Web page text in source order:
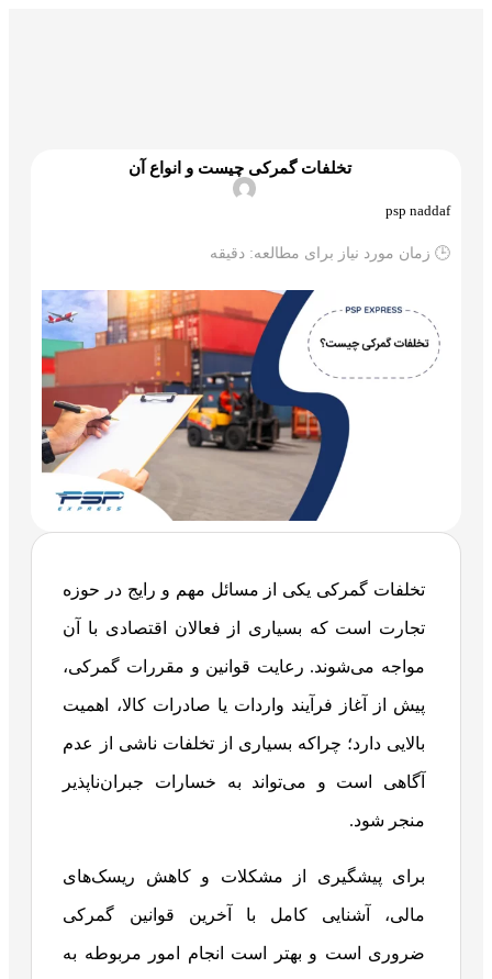
تخلفات گمرکی چیست و انواع آن
psp naddaf
🕒 زمان مورد نیاز برای مطالعه: دقیقه
تخلفات گمرکی یکی از مسائل مهم و رایج در حوزه
تجارت است که بسیاری از فعالان اقتصادی با آن
مواجه می‌شوند. رعایت قوانین و مقررات گمرکی،
پیش از آغاز فرآیند واردات یا صادرات کالا، اهمیت
بالایی دارد؛ چراکه بسیاری از تخلفات ناشی از عدم
آگاهی است و می‌تواند به خسارات جبران‌ناپذیر
منجر شود.
برای پیشگیری از مشکلات و کاهش ریسک‌های
مالی، آشنایی کامل با آخرین قوانین گمرکی
ضروری است و بهتر است انجام امور مربوطه به